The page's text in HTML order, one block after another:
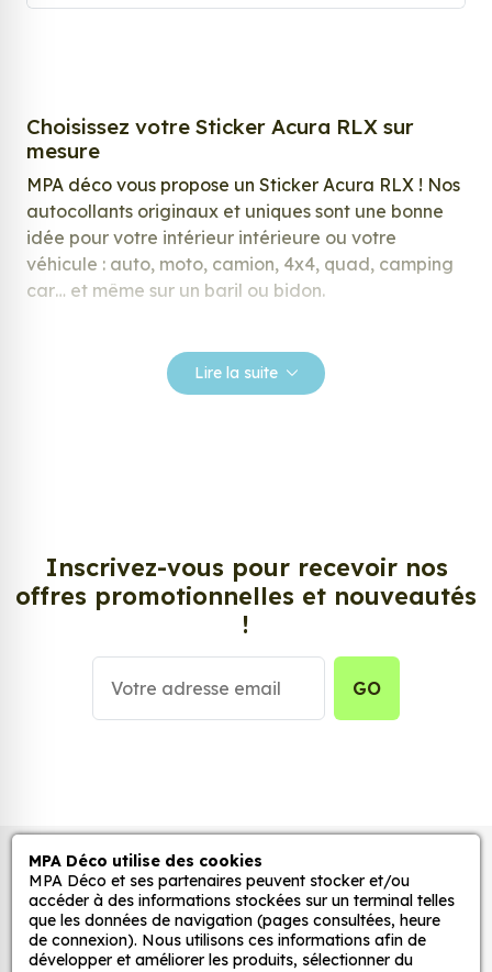
Choisissez votre Sticker Acura RLX sur
mesure
MPA déco vous propose un Sticker Acura RLX ! Nos
autocollants originaux et uniques sont une bonne
idée pour votre intérieur intérieure ou votre
véhicule : auto, moto, camion, 4x4, quad, camping
car… et même sur un baril ou bidon.
répondre à vos attentes, laissez vous inspirer parmi
notre large gamme de stickers.
décorer votre intérieur ou votre véhicule.
Personnalisez la surface de votre choix avec nos
stickers muraux et stickers véhicule. Une solution
simple et rapide qui transforme toutes surfaces
et ce, à moindre coût et sans effort.
Quels sont les avantages de nos stickers
décoration ?
Une grande variété de motifs et de couleurs :
Lire la suite
Inscrivez-vous pour recevoir nos
offres promotionnelles et nouveautés
!
GO
Autocollants pour véhicules et stickers
décoratifs
MPA Déco utilise des cookies
MPA Déco et ses partenaires peuvent stocker et/ou
accéder à des informations stockées sur un terminal telles
que les données de navigation (pages consultées, heure
de connexion). Nous utilisons ces informations afin de
développer et améliorer les produits, sélectionner du